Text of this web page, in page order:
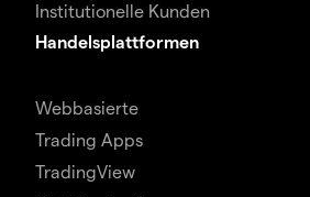
Institutionelle Kunden
Handelsplattformen
Webbasierte
Trading Apps
TradingView